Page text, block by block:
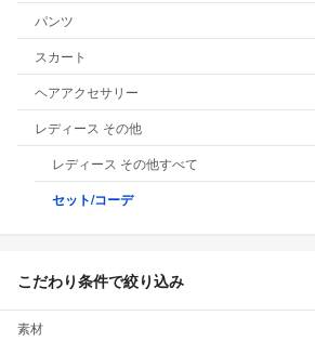
パンツ
スカート
ヘアアクセサリー
レディース その他
レディース その他すべて
セット/コーデ
こだわり条件で絞り込み
素材